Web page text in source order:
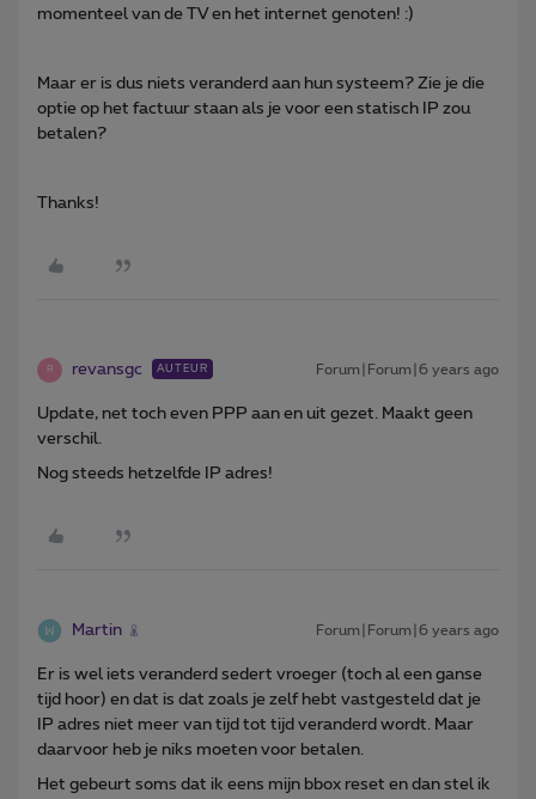
momenteel van de TV en het internet genoten! :)
Maar er is dus niets veranderd aan hun systeem? Zie je die
optie op het factuur staan als je voor een statisch IP zou
betalen?
Thanks!
R revansgc AUTEUR Forum|Forum|6 years ago
Update, net toch even PPP aan en uit gezet. Maakt geen
verschil.
Nog steeds hetzelfde IP adres!
Martin Forum|Forum|6 years ago
Er is wel iets veranderd sedert vroeger (toch al een ganse
tijd hoor) en dat is dat zoals je zelf hebt vastgesteld dat je
IP adres niet meer van tijd tot tijd veranderd wordt. Maar
daarvoor heb je niks moeten voor betalen.
Het gebeurt soms dat ik eens mijn bbox reset en dan stel ik